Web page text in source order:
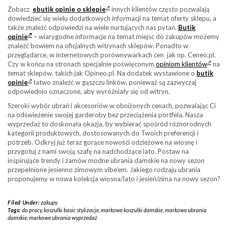
Zobacz ebutik opinie o sklepie
innych klientów często pozwalają
dowiedzieć się wielu dodatkowych informacji na temat oferty sklepu, a
także znaleźć odpowiedzi na wiele nurtujących nas pytań. Butik
opinie
– wiarygodne informacje na temat miejsc do zakupów możemy
znaleźć bowiem na oficjalnych witrynach sklepów. Ponadto w
przeglądarce, w internetowych porównywarkach cen jak np. Ceneo.pl.
Czy w końcu na stronach specjalnie poświęconym opiniom klientów
na
temat sklepów, takich jak Opineo.pl. Na dodatek wystawione o butik
opinie
łatwo znaleźć w gąszczu linków, ponieważ są zazwyczaj
odpowiednio oznaczone, aby wyróżniały się od witryn.
Szeroki wybór ubrań i akcesoriów w obniżonych cenach, pozwalając Ci
na odświeżenie swojej garderoby bez przeciążenia portfela. Nasza
wyprzedaż to doskonała okazja, by wybierać spośród różnorodnych
kategorii produktowych, dostosowanych do Twoich preferencji i
potrzeb. Odkryj już teraz gorące nowości odzieżowe na wiosnę i
przygotuj z nami swoją szafę na nadchodzące lato. Postaw na
inspirujące trendy i zamów modne ubrania damskie na nowy sezon
przepełnione jesienno zimowym vibe’em. Jakiego rodzaju ubrania
proponujemy w nowa kolekcja wiosna/lato i jesień/zima na nowy sezon?
Filed Under:zakupy
Tags: do pracy,koszulki basic stylizacje, markowe koszulki damskie, markowe ubrania
damskie markowe ubrania wyprzedaż